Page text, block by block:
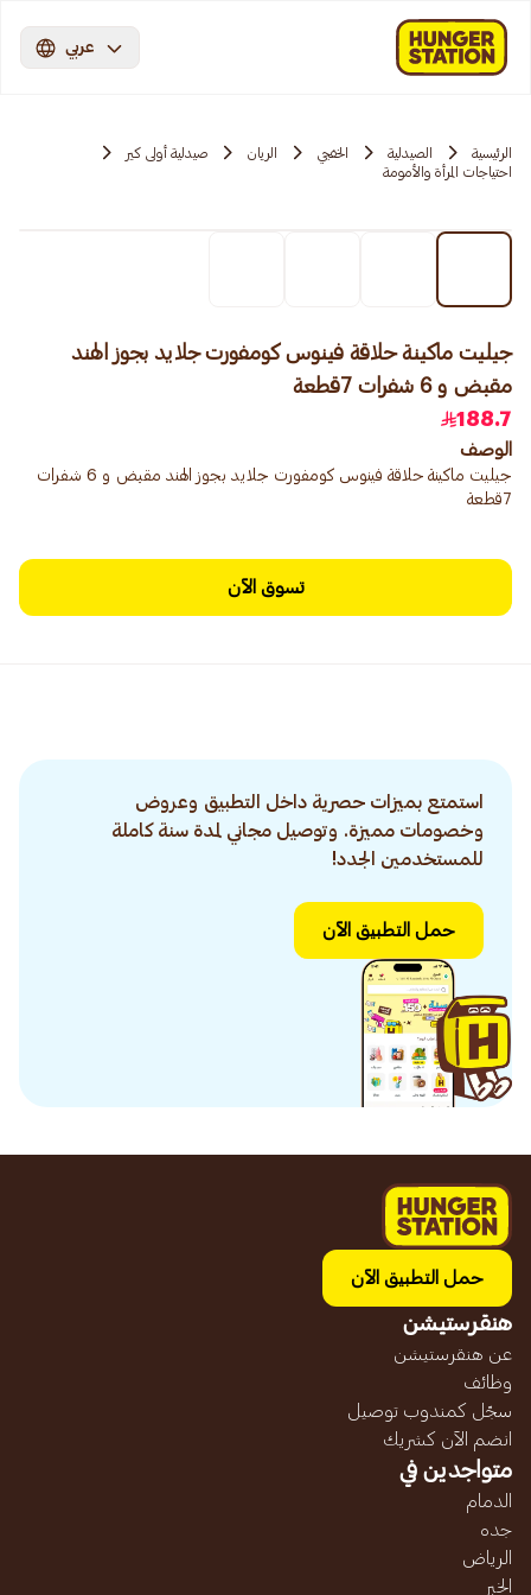
عربي
الرئيسية الصيدلية الخفجي الريان
صيدلية أولى كير
احتياجات المرأة والأمومة
جيليت ماكينة حلاقة فينوس كومفورت جلايد بجوز الهند
مقبض و 6 شفرات 7قطعة
188.7
الوصف
جيليت ماكينة حلاقة فينوس كومفورت جلايد بجوز الهند مقبض و 6 شفرات
7قطعة
تسوق الآن
استمتع بميزات حصرية داخل التطبيق وعروض
وخصومات مميزة. وتوصيل مجاني لمدة سنة كاملة
للمستخدمين الجدد!
حمل التطبيق الآن
حمل التطبيق الآن
هنقرستيشن
عن هنقرستيشن
وظائف
سجّل كمندوب توصيل
انضم الآن كشريك
متواجدين في
الدمام
جده
الرياض
الخبر